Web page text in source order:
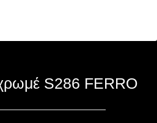
S286 FERRO